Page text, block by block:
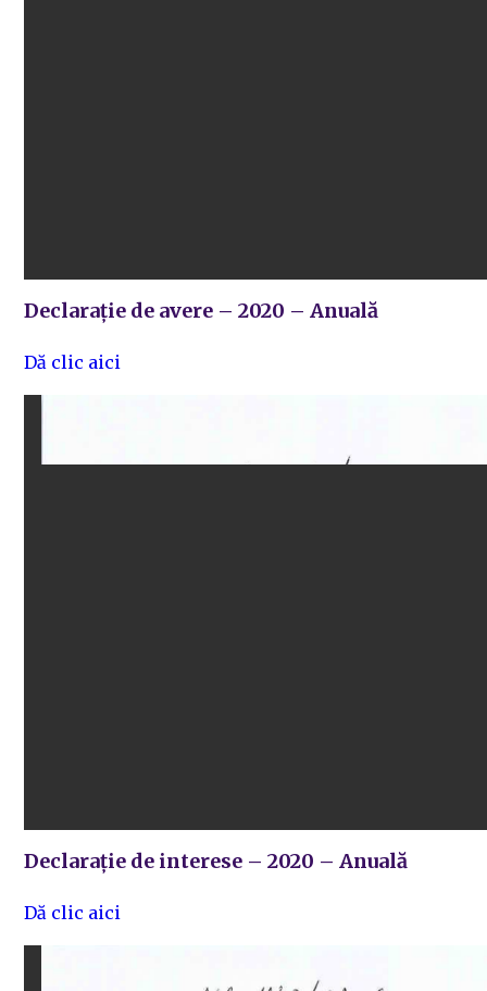
Declarație de avere – 2020 – Anuală
Dă clic aici
Declarație de interese – 2020 – Anuală
Dă clic aici